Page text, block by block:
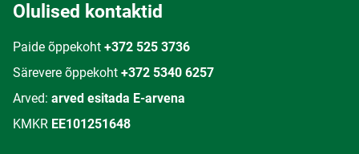
Olulised kontaktid
Paide õppekoht +372 525 3736
Särevere õppekoht +372 5340 6257
Arved: arved esitada E-arvena
KMKR EE101251648